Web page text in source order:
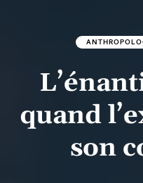
quand
son